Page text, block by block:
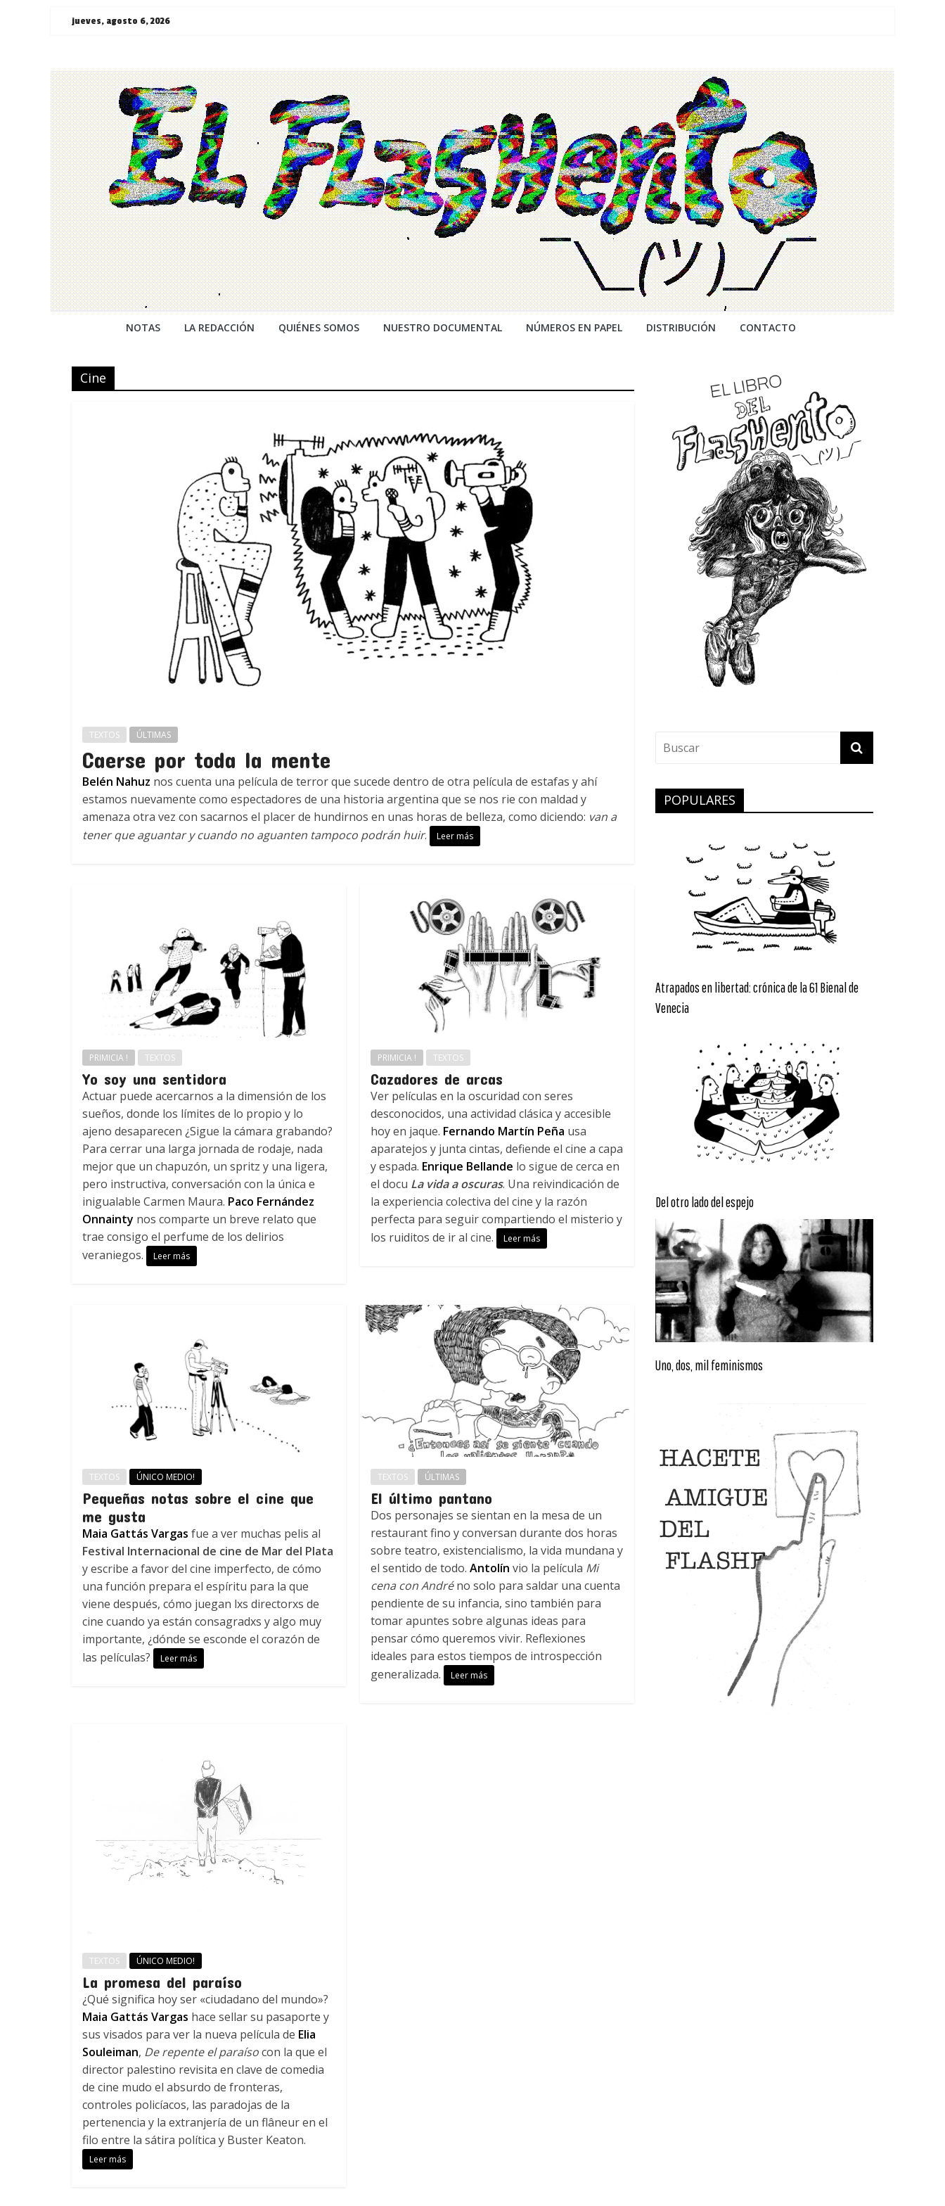
Saltarjueves, agosto 6, 2026
¯\_(ツ)_/
¯
NOTAS LA REDACCIÓN QUIÉNES SOMOS NUESTRO DOCUMENTAL NÚMEROS EN PAPEL DISTRIBUCIÓN CONTACTO
Cine
TEXTOS ÚLTIMAS
Caerse por toda la mente
Belén Nahuz nos cuenta una película de terror que sucede dentro de otra película de estafas y ahí
estamos nuevamente como espectadores de una historia argentina que se nos rie con maldad y
amenaza otra vez con sacarnos el placer de hundirnos en unas horas de belleza, como diciendo: van a
tener que aguantar y cuando no aguanten tampoco podrán huir. Leer más
PRIMICIA ! TEXTOS
Yo soy una sentidora
Actuar puede acercarnos a la dimensión de los
sueños, donde los límites de lo propio y lo
ajeno desaparecen ¿Sigue la cámara grabando?
Para cerrar una larga jornada de rodaje, nada
mejor que un chapuzón, un spritz y una ligera,
pero instructiva, conversación con la única e
inigualable Carmen Maura. Paco Fernández
Onnainty nos comparte un breve relato que
trae consigo el perfume de los delirios
veraniegos.
Leer más
PRIMICIA ! TEXTOS
Cazadores de arcas
Ver películas en la oscuridad con seres
desconocidos, una actividad clásica y accesible
hoy en jaque. Fernando Martín Peña usa
aparatejos y junta cintas, defiende el cine a capa
y espada. Enrique Bellande lo sigue de cerca en
el docu La vida a oscuras. Una reivindicación de
la experiencia colectiva del cine y la razón
perfecta para seguir compartiendo el misterio y
los ruiditos de ir al cine.
Leer más
TEXTOS ÚNICO MEDIO!
Pequeñas notas sobre el cine que
me gusta
Maia Gattás Vargas fue a ver muchas pelis al
Festival Internacional de cine de Mar del Plata
y escribe a favor del cine imperfecto, de cómo
una función prepara el espíritu para la que
viene después, cómo juegan lxs directorxs de
cine cuando ya están consagradxs y algo muy
importante, ¿dónde se esconde el corazón de
las películas?
Leer más
TEXTOS ÚLTIMAS
El último pantano
Dos personajes se sientan en la mesa de un
restaurant fino y conversan durante dos horas
sobre teatro, existencialismo, la vida mundana y
el sentido de todo.Antolín vio la película Mi
cena con Andréno solo para saldar una cuenta
pendiente de su infancia, sino también para
tomar apuntes sobre algunas ideas para
pensar cómo queremos vivir. Reflexiones
ideales para estos tiempos de introspección
generalizada.
Leer más
TEXTOS ÚNICO MEDIO!
La promesa del paraíso
¿Qué significa hoy ser «ciudadano del mundo»?
Maia Gattás Vargas hace sellar su pasaporte y
sus visados para ver la nueva película de Elia
Souleiman, De repente el paraísocon la que el
director palestino revisita en clave de comedia
de cine mudo el absurdo de fronteras,
controles policíacos, las paradojas de la
pertenencia y la extranjería de un flâneur en el
filo entre la sátira política y Buster Keaton.
Leer más
POPULARES
Atrapados en libertad: crónica de la 61 Bienal de
Venecia
Del otro lado del espejo
Uno, dos, mil feminismos